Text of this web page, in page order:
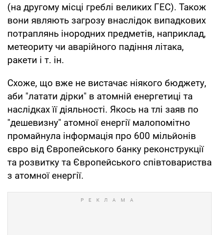
(на другому місці греблі великих ГЕС). Також
вони являють загрозу внаслідок випадкових
потраплянь інородних предметів, наприклад,
метеориту чи аварійного падіння літака,
ракети і т. ін.
Схоже, що вже не вистачає ніякого бюджету,
аби "латати дірки" в атомній енергетиці та
наслідках її діяльності. Якось на тлі заяв по
"дешевизну" атомної енергії малопомітно
промайнула інформація про 600 мільйонів
євро від Європейського банку реконструкції
та розвитку та Європейського співтовариства
з атомної енергії.